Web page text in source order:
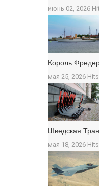
июнь 02, 2026
Король
мая 25, 2026
Шведская
мая 18, 2026